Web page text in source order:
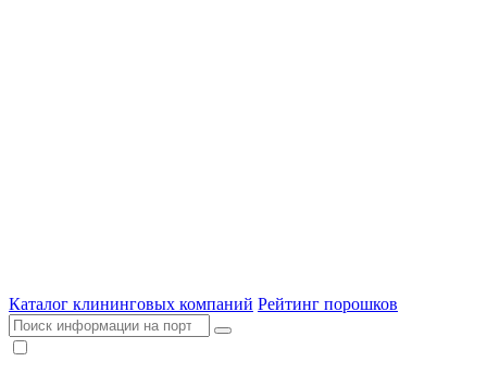
Каталог клининговых компаний Рейтинг порошков